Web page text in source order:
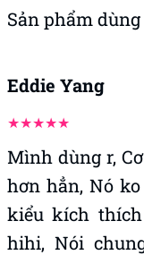
Sản phẩm
Eddie Yang
Mình dùng r,
hơn hẳn, Nó
kiểu kích
hihi, Nói